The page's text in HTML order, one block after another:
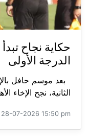
حكاية نجاح
الدرجة الأولى
بعد موسم حافل
الثانية، نجح الإخاء
28-07-2026 15:50 pm